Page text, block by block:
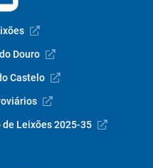
Douro
Castelo
Leixões 2025-35